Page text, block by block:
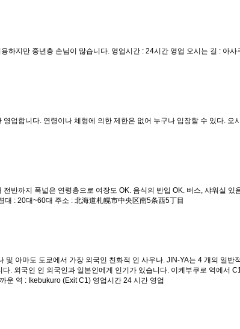
하지만 중년층 손님이 많습니다. 영업시간 : 24시간 영업 오시는 길 : 아
업합니다. 연령이나 체형에 의한 제한은 없어 누구나 입장할 수 있다.
반까지 폭넓은 연령층으로 여장도 OK. 음식의 반입 OK. 버스, 샤워실
: 20대~60대 주소 : 北海道札幌市中央区南5条西5丁目
아마도 도쿄에서 가장 외국인 친화적 인 사우나. JIN-YA는 4 개의 일
. 외국인 인 외국인과 일본인에게 인기가 있습니다. 이케부쿠로 역에서
운 역 : Ikebukuro (Exit C1) 영업시간 24 시간 영업